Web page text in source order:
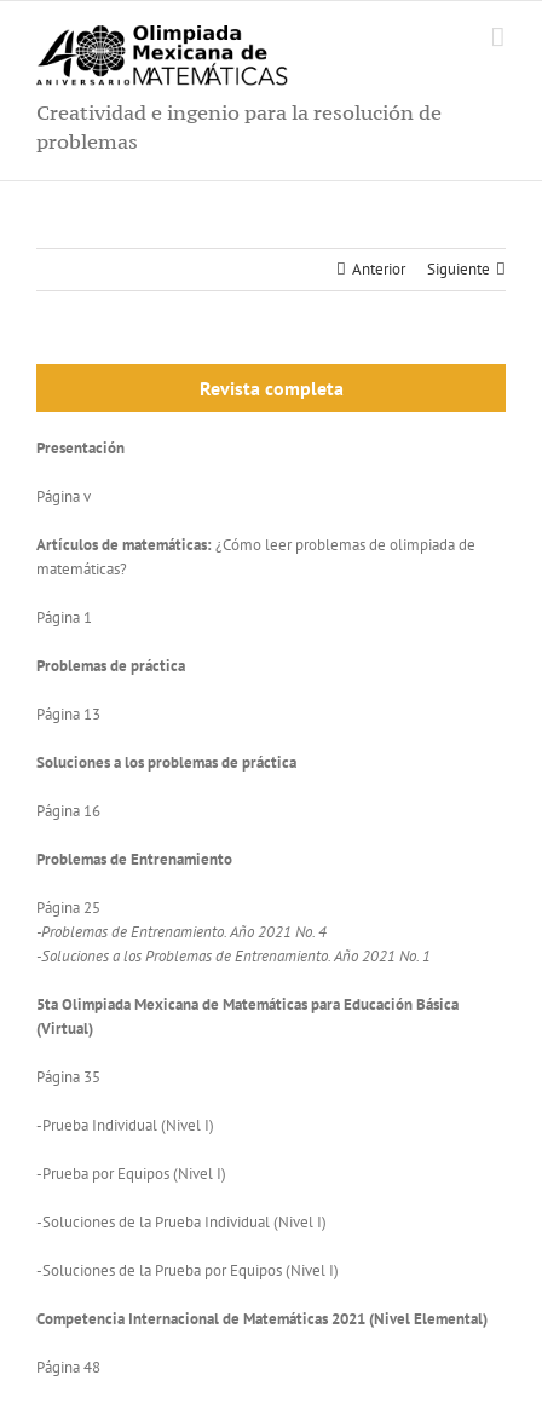
contenido
Creatividad e ingenio para la resolución de
problemas
Anterior Siguiente
Revista completa
Presentación
Página v
Artículos de matemáticas: ¿Cómo leer problemas de olimpiada de
matemáticas?
Página 1
Problemas de práctica
Página 13
Soluciones a los problemas de práctica
Página 16
Problemas de Entrenamiento
Página 25
-Problemas de Entrenamiento. Año 2021 No. 4
-Soluciones a los Problemas de Entrenamiento. Año 2021 No. 1
5ta Olimpiada Mexicana de Matemáticas para Educación Básica
(Virtual)
Página 35
-Prueba Individual (Nivel I)
-Prueba por Equipos (Nivel I)
-Soluciones de la Prueba Individual (Nivel I)
-Soluciones de la Prueba por Equipos (Nivel I)
Competencia Internacional de Matemáticas 2021 (Nivel Elemental)
Página 48